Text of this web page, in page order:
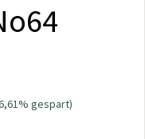
gespart)